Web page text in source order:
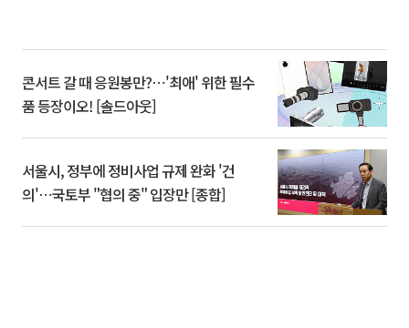
콘서트 갈 때 응원봉만?⋯'최애' 위한 필수
품 등장이오! [솔드아웃]
서울시, 정부에 정비사업 규제 완화 '건
의'⋯국토부 "협의 중" 입장만 [종합]